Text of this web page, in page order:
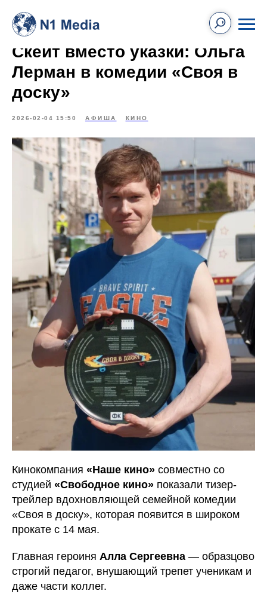
Скейт вместо указки: Ольга
Лерман в комедии «Своя в
доску»
2026-02-04 15:50 АФИША КИНО
Кинокомпания «Наше кино» совместно со
студией «Свободное кино» показали тизер-
трейлер вдохновляющей семейной комедии
«Своя в доску», которая появится в широком
прокате с 14 мая.
Главная героиня Алла Сергеевна — образцово
строгий педагог, внушающий трепет ученикам и
даже части коллег.